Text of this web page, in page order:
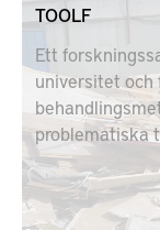
TOOLF
Ett
universitet och
problematiska